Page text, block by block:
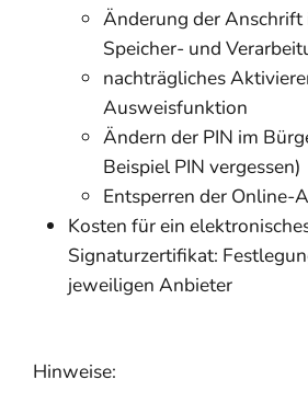
Änderung der Anschrift
Speicher- und
nachträgliches
Ausweisfunktion
Ändern der PIN im
Beispiel PIN vergessen)
Entsperren der Online-
Kosten für ein
Signaturzertifikat:
jeweiligen Anbieter
Hinweise: